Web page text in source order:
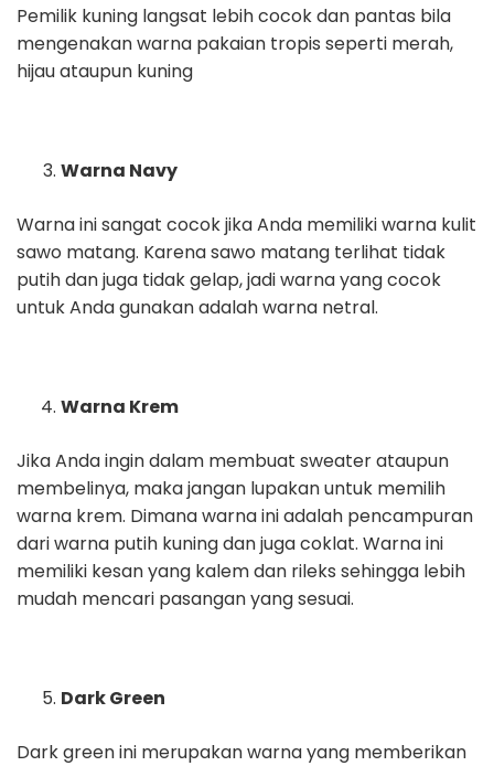
Pemilik kuning langsat lebih cocok dan pantas bila
mengenakan warna pakaian tropis seperti merah,
hijau ataupun kuning
Warna Navy
Warna ini sangat cocok jika Anda memiliki warna kulit
sawo matang. Karena sawo matang terlihat tidak
putih dan juga tidak gelap, jadi warna yang cocok
untuk Anda gunakan adalah warna netral.
Warna Krem
Jika Anda ingin dalam membuat sweater ataupun
membelinya, maka jangan lupakan untuk memilih
warna krem. Dimana warna ini adalah pencampuran
dari warna putih kuning dan juga coklat. Warna ini
memiliki kesan yang kalem dan rileks sehingga lebih
mudah mencari pasangan yang sesuai.
Dark Green
Dark green ini merupakan warna yang memberikan